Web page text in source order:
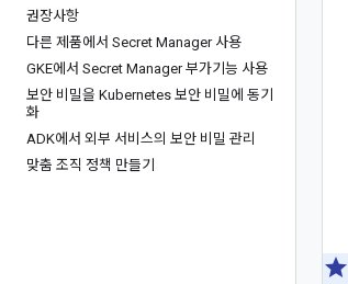
권장사항
다른 제품에서 Secret Manager 사용
GKE에서 Secret Manager 부가기능 사용
보안 비밀을 Kubernetes 보안 비밀에 동기
화
ADK에서 외부 서비스의 보안 비밀 관리
맞춤 조직 정책 만들기